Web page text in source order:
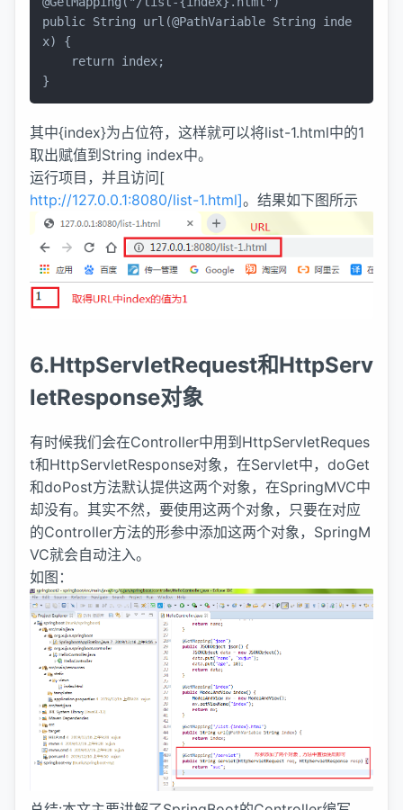
public String url (@PathVariable String inde
x)
{
return index;
}
其中{index}为占位符，这样就可以将list-1.html中的1
取出赋值到String index中。
运行项目，并且访问[
http://127.0.0.1:8080/list-1.html]。结果如下图所示
6.HttpServletRequest和HttpServ
letResponse对象
有时候我们会在Controller中用到HttpServletReques
t和HttpServletResponse对象，在Servlet中，doGet
和doPost方法默认提供这两个对象，在SpringMVC中
却没有。其实不然，要使用这两个对象，只要在对应
的Controller方法的形参中添加这两个对象，SpringM
VC就会自动注入。
如图：